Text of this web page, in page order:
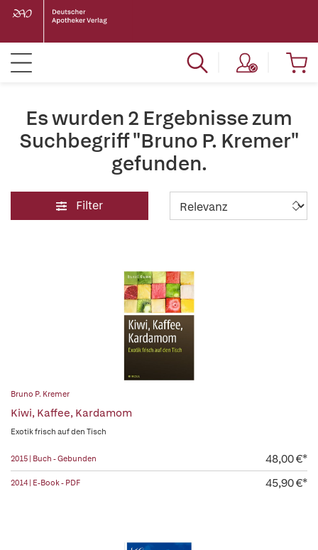
Es wurden 2 Ergebnisse zum
Suchbegriff "Bruno P. Kremer"
gefunden.
Filter
Bruno P. Kremer
Kiwi, Kaffee, Kardamom
Exotik frisch auf den Tisch
2015 | Buch - Gebunden 48,00 €*
2014 | E-Book - PDF 45,90 €*